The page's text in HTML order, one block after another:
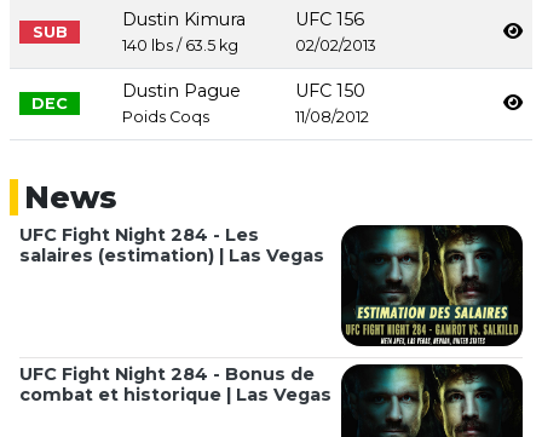
SUB
Dustin Kimura
140 lbs / 63.5 kg
UFC 156
02/02/2013
DEC
Dustin Pague
Poids Coqs
UFC 150
11/08/2012
News
UFC Fight Night 284 - Les
salaires (estimation) | Las Vegas
UFC Fight Night 284 - Bonus de
combat et historique | Las Vegas